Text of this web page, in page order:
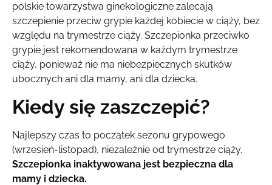
polskie towarzystwa ginekologiczne zalecają
szczepienie przeciw grypie każdej kobiecie w ciąży, bez
względu na trymestrze ciąży. Szczepionka przeciwko
grypie jest rekomendowana w każdym trymestrze
ciąży, ponieważ nie ma niebezpiecznych skutków
ubocznych ani dla mamy, ani dla dziecka.
Kiedy się zaszczepić?
Najlepszy czas to początek sezonu grypowego
(wrzesień-listopad), niezależnie od trymestrze ciąży.
Szczepionka inaktywowana jest bezpieczna dla
mamy i dziecka.